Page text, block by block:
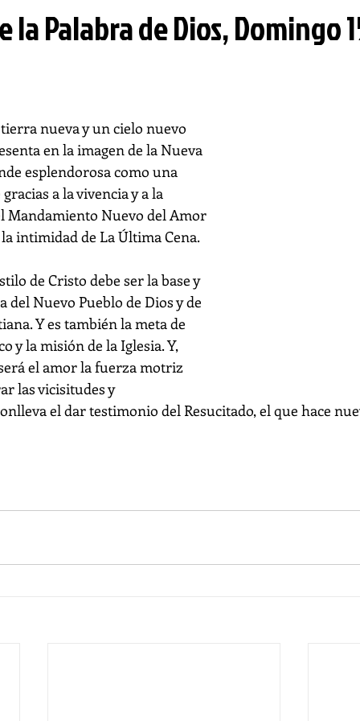
la Palabra de Dios, Domingo
nueva y un cielo nuevo
en la imagen de la Nueva
esplendorosa como una
a la vivencia y a la
Mandamiento Nuevo del Amor
intimidad de La Última Cena.
de Cristo debe ser la base y
del Nuevo Pueblo de Dios y de
Y es también la meta de
y la misión de la Iglesia. Y,
el amor la fuerza motriz
las vicisitudes y
el dar testimonio del Resucitado, el que hace